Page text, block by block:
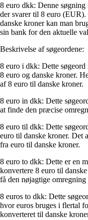
8 euro dkk: Denne
der svarer til 8 euro
danske kroner kan man
sin bank for den aktuelle
Beskrivelse af søgeordene:
8 euro i dkk: Dette
8 euro og danske kroner.
af 8 euro til danske kroner.
8 euro in dkk: Dette
at finde den præcise
8 euro til dkk: Dette
euro til danske kroner. Det
fra euro til danske kroner.
8 euro to dkk: Dette er en
konvertere 8 euro til
få den nøjagtige
8 euros to dkk: Dette
hvor euros bruges i flertal
konverteret til danske